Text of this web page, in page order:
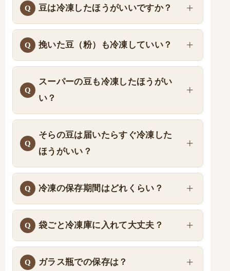
豆は冷凍したほうがいいですか？
挽いた豆（粉）も冷凍していい？
スーパーの豆も冷凍したほうがい
い？
そらの豆は届いたらすぐ冷凍した
ほうがいい？
冷凍の保存期間はどれくらい？
袋ごと冷凍庫に入れて大丈夫？
ガラス瓶での保存は？